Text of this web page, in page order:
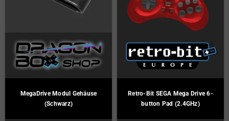
MegaDrive Modul Gehäuse
(Schwarz)
Retro-Bit SEGA Mega Drive 6-
button Pad (2.4GHz)